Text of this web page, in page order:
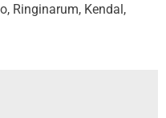
Ringinarum, Kendal,